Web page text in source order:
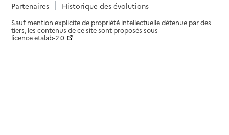
Partenaires
Historique des évolutions
Sauf mention explicite de propriété intellectuelle détenue par des
tiers, les contenus de ce site sont proposés sous
licence etalab-2.0